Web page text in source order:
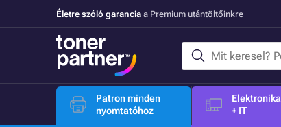
Életre szóló garancia a Premium utántöltőinkre
Patron minden
nyomtatóhoz
Elektronika
+ IT